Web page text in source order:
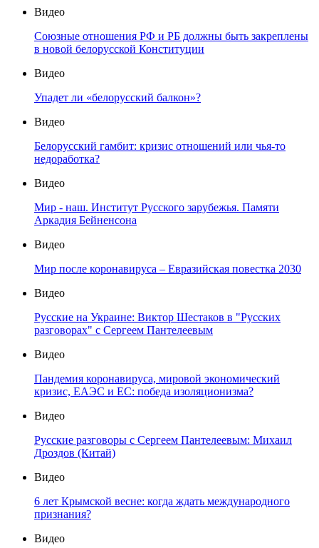
Видео
Союзные отношения РФ и РБ должны быть закреплены
в новой белорусской Конституции
Видео
Упадет ли «белорусский балкон»?
Видео
Белорусский гамбит: кризис отношений или чья-то
недоработка?
Видео
Мир - наш. Институт Русского зарубежья. Памяти
Аркадия Бейненсона
Видео
Мир после коронавируса – Евразийская повестка 2030
Видео
Русские на Украине: Виктор Шестаков в "Русских
разговорах" с Сергеем Пантелеевым
Видео
Пандемия коронавируса, мировой экономический
кризис, ЕАЭС и ЕС: победа изоляционизма?
Видео
Русские разговоры с Сергеем Пантелеевым: Михаил
Дроздов (Китай)
Видео
6 лет Крымской весне: когда ждать международного
признания?
Видео